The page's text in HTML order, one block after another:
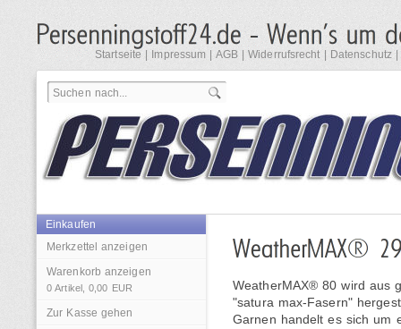
Startseite| Impressum AGB|Widerrufsrecht| Datenschutz
Einkaufen
Merkzettel anzeigen
Warenkorb anzeigen
0 Artikel,0,00 EUR
Zur Kasse gehen
WeatherMAX® 80 wird aus
"satura max-Fasern"
Garnen handelt es sich um